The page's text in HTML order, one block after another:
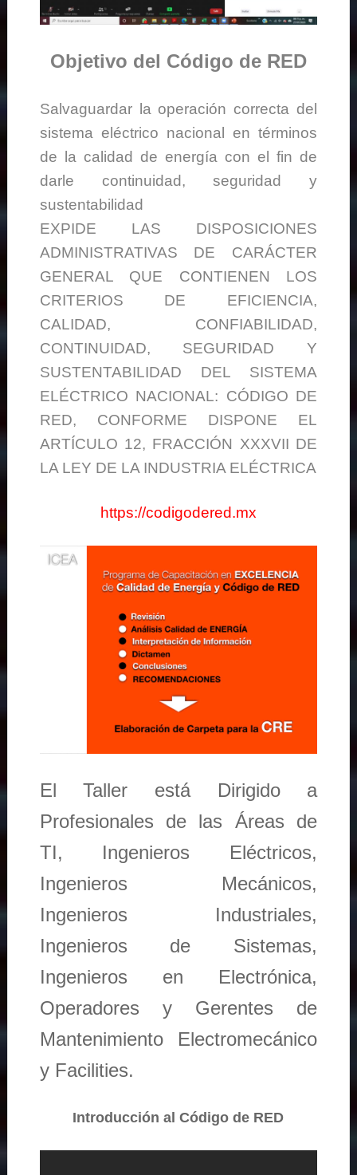
Objetivo del Código de RED
Salvaguardar la operación correcta del
sistema eléctrico nacional en términos
de la calidad de energía con el fin de
darle continuidad, seguridad y
sustentabilidad
EXPIDE LAS DISPOSICIONES
ADMINISTRATIVAS DE CARÁCTER
GENERAL QUE CONTIENEN LOS
CRITERIOS DE EFICIENCIA,
CALIDAD, CONFIABILIDAD,
CONTINUIDAD, SEGURIDAD Y
SUSTENTABILIDAD DEL SISTEMA
ELÉCTRICO NACIONAL: CÓDIGO DE
RED, CONFORME DISPONE EL
ARTÍCULO 12, FRACCIÓN XXXVII DE
LA LEY DE LA INDUSTRIA ELÉCTRICA
https://codigodered.mx
El Taller está Dirigido a
Profesionales de las Áreas de
TI, Ingenieros Eléctricos,
Ingenieros Mecánicos,
Ingenieros Industriales,
Ingenieros de Sistemas,
Ingenieros en Electrónica,
Operadores y Gerentes de
Mantenimiento Electromecánico
y Facilities.
Introducción al Código de RED